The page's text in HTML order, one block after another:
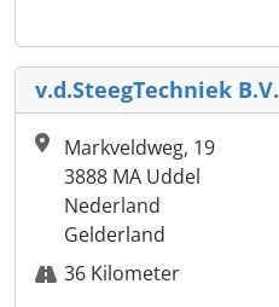
v.d.SteegTechniek B.V.
Markveldweg, 19
3888 MA Uddel
Nederland
Gelderland
36 Kilometer